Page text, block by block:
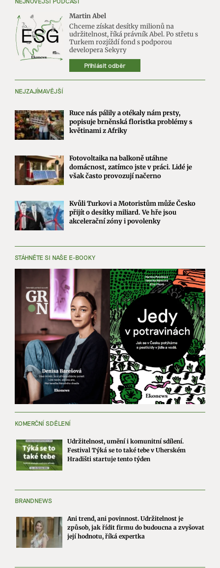
Martin Abel
Chceme získat desítky milionů na
udržitelnost, říká právník Abel. Po střetu s
Turkem rozjíždí fond s podporou
developera Sekyry
Přihlásit odběr
NEJZAJÍMAVĚJŠÍ
Ruce nás pálily a otékaly nám prsty,
popisuje brněnská floristka problémy s
květinami z Afriky
Fotovoltaika na balkoně utáhne
domácnost, zatímco jste v práci. Lidé je
však často provozují načerno
Kvůli Turkovi a Motoristům může Česko
přijít o desítky miliard. Ve hře jsou
akcelerační zóny i povolenky
STÁHNĚTE SI NAŠE E-BOOKY
KOMERČNÍ SDĚLENÍ
Udržitelnost, umění i komunitní sdílení.
Festival Týká se to také tebe v Uherském
Hradišti startuje tento týden
BRANDNEWS
Ani trend, ani povinnost. Udržitelnost je
způsob, jak řídit firmu do budoucna a zvyšovat
její hodnotu, říká expertka